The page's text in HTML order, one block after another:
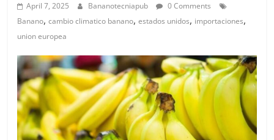
April 7, 2025 Bananotecniapub
0 Comments
Banano,cambio climatico banano,estados unidos, importaciones,
union europea